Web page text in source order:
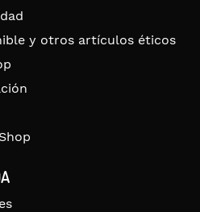
y otros artículos éticos